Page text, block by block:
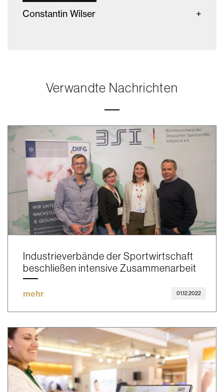
Constantin Wilser
Verwandte Nachrichten
Industrieverbände der Sportwirtschaft
beschließen intensive Zusammenarbeit
mehr 01.12.2022